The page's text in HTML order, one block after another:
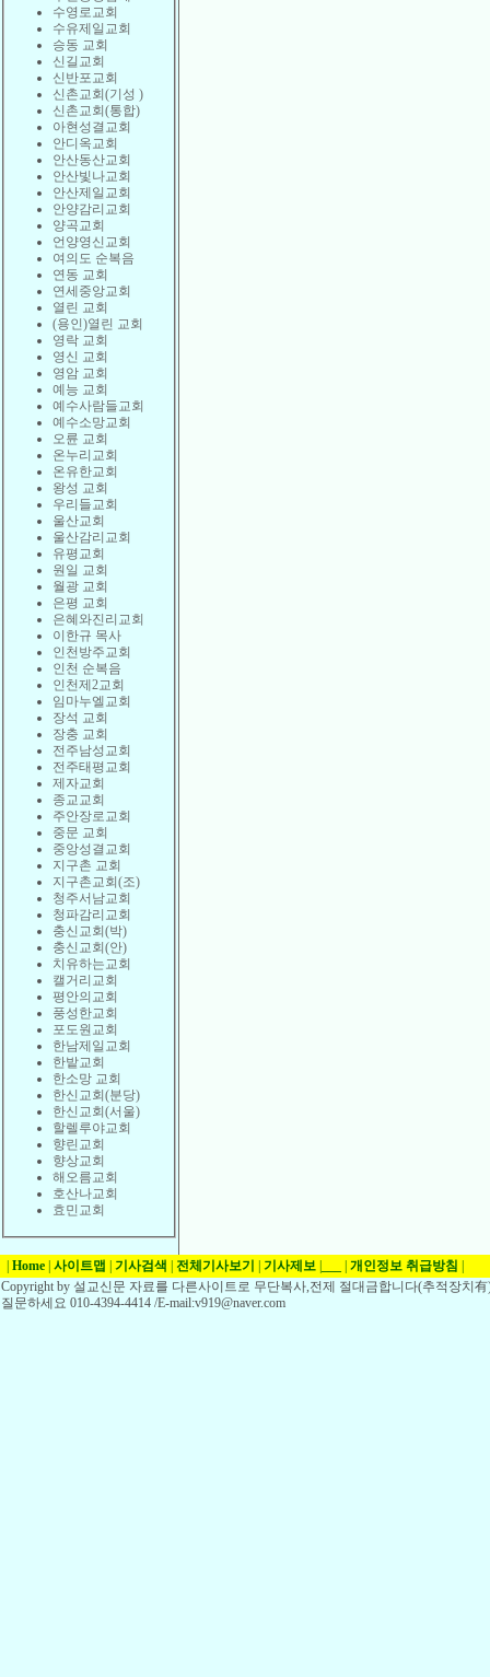
수영로교회
수유제일교회
승동 교회
신길교회
신반포교회
신촌교회(기성 )
신촌교회(통합)
아현성결교회
안디옥교회
안산동산교회
안산빛나교회
안산제일교회
안양감리교회
양곡교회
언양영신교회
여의도 순복음
연동 교회
연세중앙교회
열린 교회
(용인)열린 교회
영락 교회
영신 교회
영암 교회
예능 교회
예수사람들교회
예수소망교회
오륜 교회
온누리교회
온유한교회
왕성 교회
우리들교회
울산교회
울산감리교회
유평교회
원일 교회
월광 교회
은평 교회
은혜와진리교회
이한규 목사
인천방주교회
인천 순복음
인천제2교회
임마누엘교회
장석 교회
장충 교회
전주남성교회
전주태평교회
제자교회
종교교회
주안장로교회
중문 교회
중앙성결교회
지구촌 교회
지구촌교회(조)
청주서남교회
청파감리교회
충신교회(박)
충신교회(안)
치유하는교회
캘거리교회
평안의교회
풍성한교회
포도원교회
한남제일교회
한밭교회
한소망 교회
한신교회(분당)
한신교회(서울)
할렐루야교회
향린교회
향상교회
해오름교회
호산나교회
효민교회
Home 사이트맵 기사검색 전체기사보기 기사제보 개인정보 취급방침
Copyright by 설교신문 자료를 다른사이트로 무단복사,전제 절대금합니다(추적장치
질문하세요 010-4394-4414 /E-mail:v919@naver.com